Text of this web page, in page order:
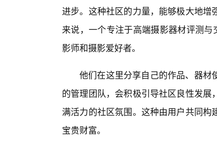
进步。这种社区的力量，能够极大地
来说，一个专注于高端摄影器材评测
影师和摄影爱好者。
他们在这里分享自己的作品、器材
的管理团队，会积极引导社区良性发
满活力的社区氛围。这种由用户共同
宝贵财富。